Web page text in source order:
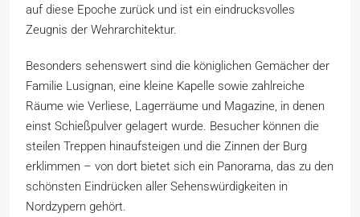
auf diese Epoche zurück und ist ein eindrucksvolles
Zeugnis der Wehrarchitektur.
Besonders sehenswert sind die königlichen Gemächer der
Familie Lusignan, eine kleine Kapelle sowie zahlreiche
Räume wie Verliese, Lagerräume und Magazine, in denen
einst Schießpulver gelagert wurde. Besucher können die
steilen Treppen hinaufsteigen und die Zinnen der Burg
erklimmen – von dort bietet sich ein Panorama, das zu den
schönsten Eindrücken aller Sehenswürdigkeiten in
Nordzypern gehört.